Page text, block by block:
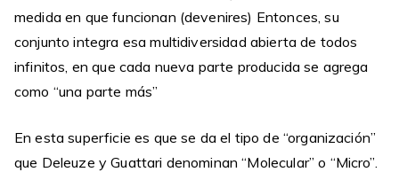
medida en que funcionan (devenires) Entonces, su
conjunto integra esa multidiversidad abierta de todos
infinitos, en que cada nueva parte producida se agrega
como “una parte más”
En esta superficie es que se da el tipo de “organización”
que Deleuze y Guattari denominan “Molecular” o “Micro”.